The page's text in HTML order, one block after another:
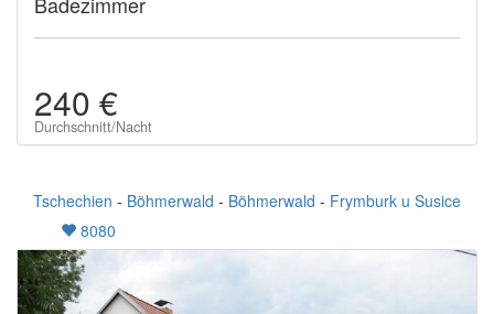
240 €
Durchschnitt/Nacht
Tschechien - Böhmerwald - Böhmerwald - Frymburk u Susice
8080